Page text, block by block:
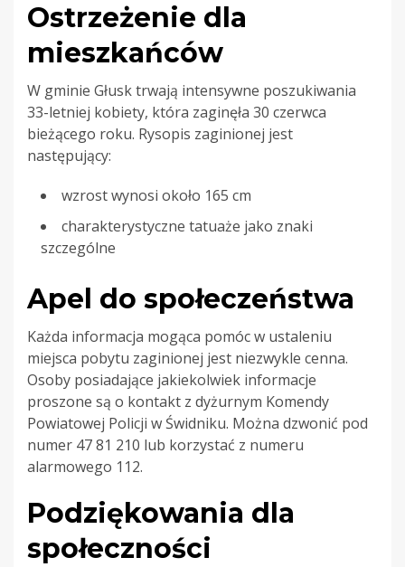
Ostrzeżenie dla
mieszkańców
W gminie Głusk trwają intensywne poszukiwania
33-letniej kobiety, która zaginęła 30 czerwca
bieżącego roku. Rysopis zaginionej jest
następujący:
wzrost wynosi około 165 cm
charakterystyczne tatuaże jako znaki
szczególne
Apel do społeczeństwa
Każda informacja mogąca pomóc w ustaleniu
miejsca pobytu zaginionej jest niezwykle cenna.
Osoby posiadające jakiekolwiek informacje
proszone są o kontakt z dyżurnym Komendy
Powiatowej Policji w Świdniku. Można dzwonić pod
numer 47 81 210 lub korzystać z numeru
alarmowego 112.
Podziękowania dla
społeczności